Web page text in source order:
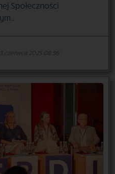
Społeczności
czerwca 2025 08:56